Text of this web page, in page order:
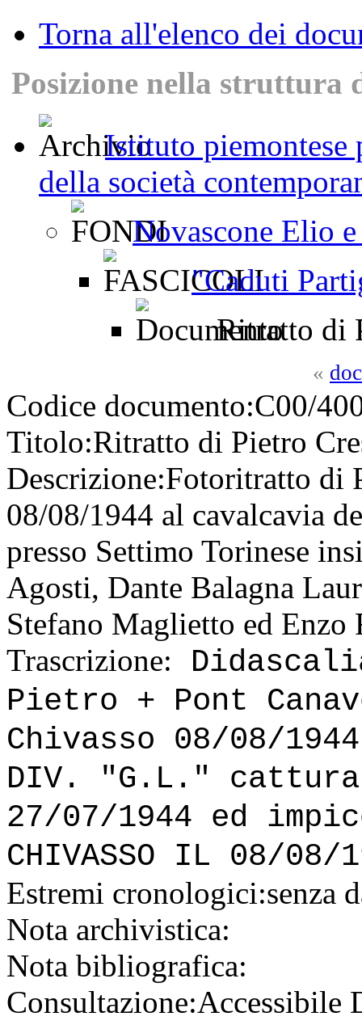
Torna all'elenco dei
Posizione nella struttura
Istituto piemontese
della società
Novascone Elio
"Caduti
Ritratto di
«
Codice documento:C00/
Titolo:Ritratto di Pietro
Descrizione:Fotoritratto di
08/08/1944 al cavalcavia
presso Settimo Torinese
Agosti, Dante Balagna
Stefano Maglietto ed Enzo
Trascrizione:
Pietro + Pont
Chivasso 08/08/1944
DIV. "G.L."
27/07/1944 ed
CHIVASSO IL 08/08/
Estremi cronologici:senza
Nota archivistica:
Nota bibliografica:
Consultazione:Accessibile